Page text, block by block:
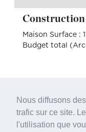
Nous diffusons
trafic sur ce site.
l'utilisation que
Construction
Maison Surface :
Budget total